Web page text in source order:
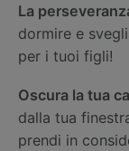
La
dormire e
per i tuoi figli!
Oscura la tua
dalla tua
prendi in